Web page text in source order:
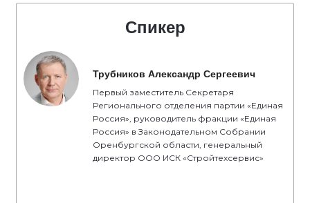
Спикер
Трубников Александр Сергеевич
Первый заместитель Секретаря
Регионального отделения партии «Единая
Россия», руководитель фракции «Единая
Россия» в Законодательном Собрании
Оренбургской области, генеральный
директор ООО ИСК «Стройтехсервис»